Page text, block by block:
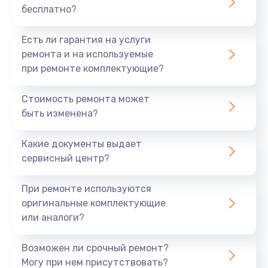
Заказать
Не заряжается
Восстановление после попадания влаги
Заказать
бесплатно?
Есть ли гарантия на услуги
ремонта и на используемые
при ремонте комплектующие?
Стоимость ремонта может
быть изменена?
Какие документы выдает
сервисный центр?
При ремонте используются
оригинальные комплектующие
или аналоги?
Возможен ли срочный ремонт?
Могу при нем присутствовать?